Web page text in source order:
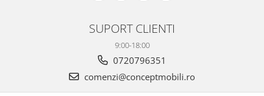
SUPORT CLIENTI
9:00-18:00
0720796351
comenzi@conceptmobili.ro